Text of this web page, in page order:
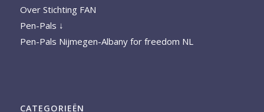
Over Stichting FAN
Pen-Pals ↓
Pen-Pals Nijmegen-Albany for freedom NL
CATEGORIEËN